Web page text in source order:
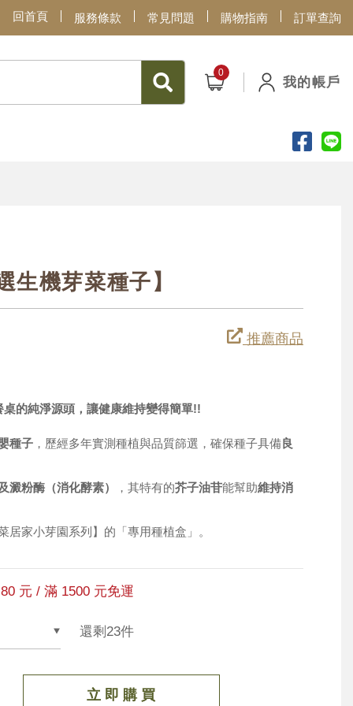
回首頁 服務條款 常見問題 購物指南 訂單查詢
我的帳戶
生機芽菜種子】
推薦商品
的純淨源頭，讓健康維持變得簡單!!
種子，歷經多年實測種植與品質篩選，確保種子具備良
澱粉酶（消化酵素） ，其特有的芥子油苷能幫助維持消
家小芽園系列】的「專用種植盒」。
元 / 滿 1500 元免運
還剩23件
立 即 購 買